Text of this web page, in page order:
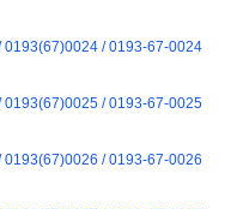
0193(67)0024 / 0193-67-0024
0193(67)0025 / 0193-67-0025
0193(67)0026 / 0193-67-0026